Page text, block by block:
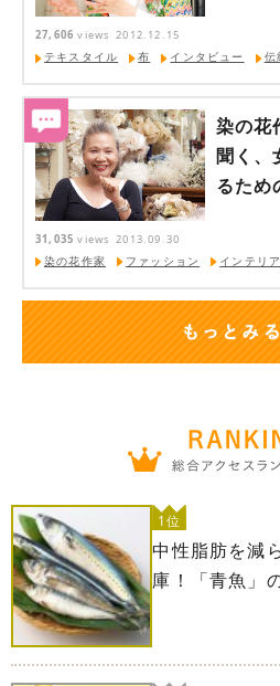
27,606 views 2012.12.15
テキスタイル 布 インタビュー 伝
染の花
聞く、
るため
31,035 views 2013.09.30
染の花作家 ファッション インテリア
1位
中性脂肪を減
庫！「青魚」